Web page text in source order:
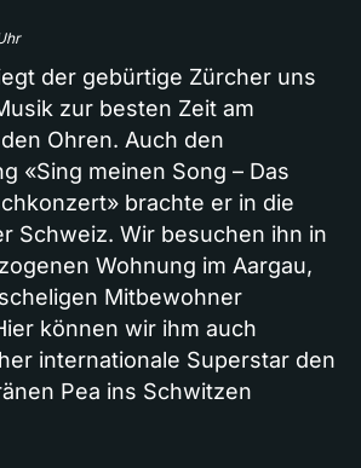
der gebürtige Zürcher uns
zur besten Zeit am
Ohren. Auch den
«Sing meinen Song – Das
brachte er in die
Schweiz. Wir besuchen ihn in
Wohnung im Aargau,
Mitbewohner
können wir ihm auch
internationale Superstar den
Pea ins Schwitzen